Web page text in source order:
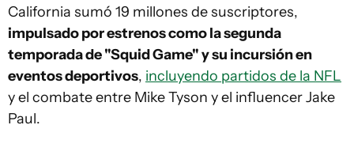
California sumó 19 millones de suscriptores,
impulsado por estrenos como la segunda
temporada de "Squid Game" y su incursión en
eventos deportivos, incluyendo partidos de la NFL
y el combate entre Mike Tyson y el influencer Jake
Paul.